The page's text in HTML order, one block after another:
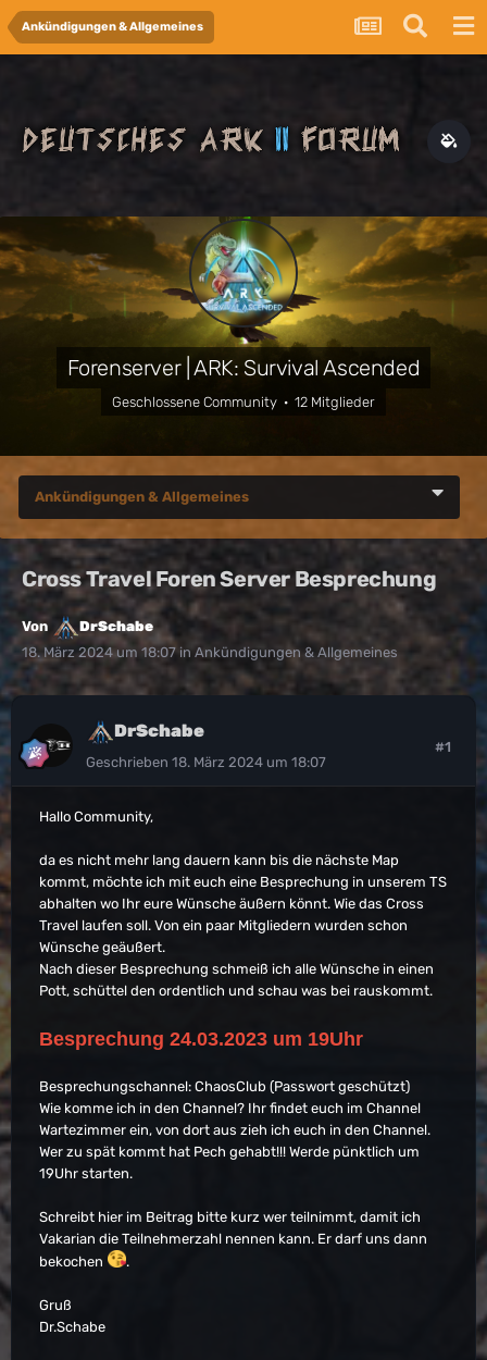
Ankündigungen & Allgemeines
Forenserver | ARK: Survival Ascended
Geschlossene Community · 12 Mitglieder
Ankündigungen & Allgemeines
Cross Travel Foren Server Besprechung
Von
DrSchabe
18. März 2024 um 18:07in Ankündigungen & Allgemeines
DrSchabe
Geschrieben 18. März 2024 um 18:07
#1
Hallo Community,
da es nicht mehr lang dauern kann bis die nächste Map
kommt, möchte ich mit euch eine Besprechung in unserem TS
abhalten wo Ihr eure Wünsche äußern könnt. Wie das Cross
Travel laufen soll. Von ein paar Mitgliedern wurden schon
Wünsche geäußert.
Nach dieser Besprechung schmeiß ich alle Wünsche in einen
Pott, schüttel den ordentlich und schau was bei rauskommt.
Besprechung 24.03.2023 um 19Uhr
Besprechungschannel: ChaosClub (Passwort geschützt)
Wie komme ich in den Channel? Ihr findet euch im Channel
Wartezimmer ein, von dort aus zieh ich euch in den Channel.
Wer zu spät kommt hat Pech gehabt!!! Werde pünktlich um
19Uhr starten.
Schreibt hier im Beitrag bitte kurz wer teilnimmt, damit ich
Vakarian die Teilnehmerzahl nennen kann. Er darf uns dann
bekochen
.
Gruß
Dr.Schabe